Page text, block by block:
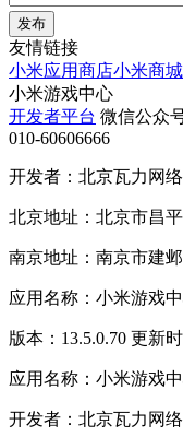
发布
友情链接
小米应用商店小米商城
小米游戏中心
开发者平台 微信公众
010-60606666
开发者：北京瓦力网
北京地址：北京市昌
南京地址：南京市建
应用名称：小米游戏
版本：13.5.0.70 更新
应用名称：小米游戏
开发者：北京瓦力网